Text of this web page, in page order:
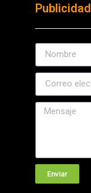
Publicidad
Enviar